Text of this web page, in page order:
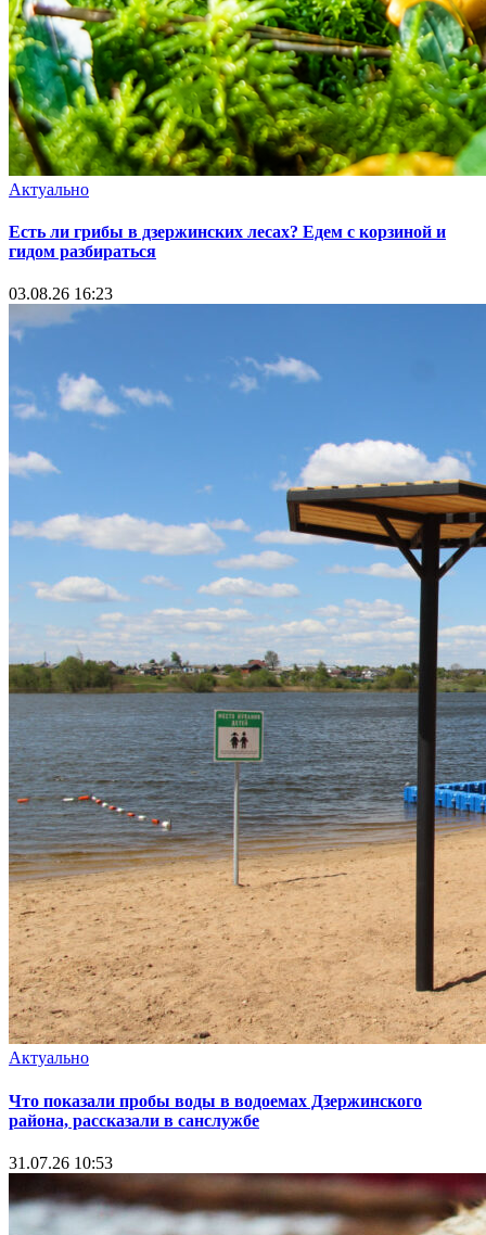
Актуально
Есть ли грибы в дзержинских лесах? Едем с корзиной и
гидом разбираться
03.08.26 16:23
Актуально
Что показали пробы воды в водоемах Дзержинского
района, рассказали в санслужбе
31.07.26 10:53